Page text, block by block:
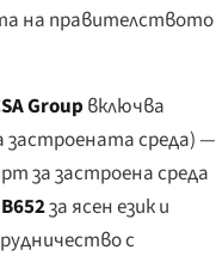
на правителството
Group включва
застроената среда) —
за застроена среда
за ясен език и
с